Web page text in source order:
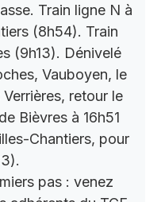
Train ligne N à
(8h54). Train
(9h13). Dénivelé
Vauboyen, le
retour le
Bièvres à 16h51
Chantiers, pour
pas : venez